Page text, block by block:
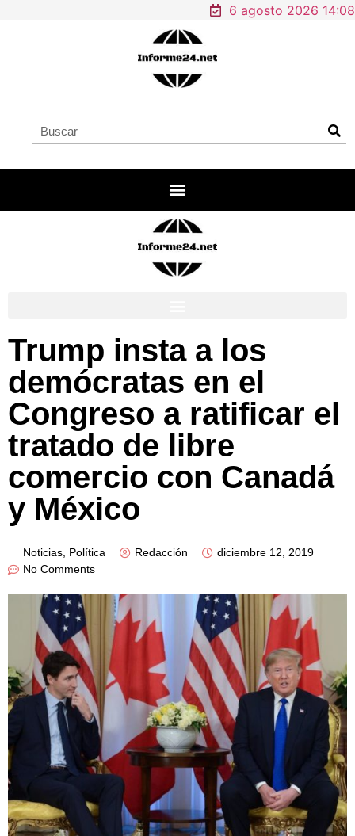
6 agosto 2026 14:08
Trump insta a los
demócratas en el
Congreso a ratificar el
tratado de libre
comercio con Canadá
y México
Noticias, Política Redacción
diciembre 12, 2019
No Comments